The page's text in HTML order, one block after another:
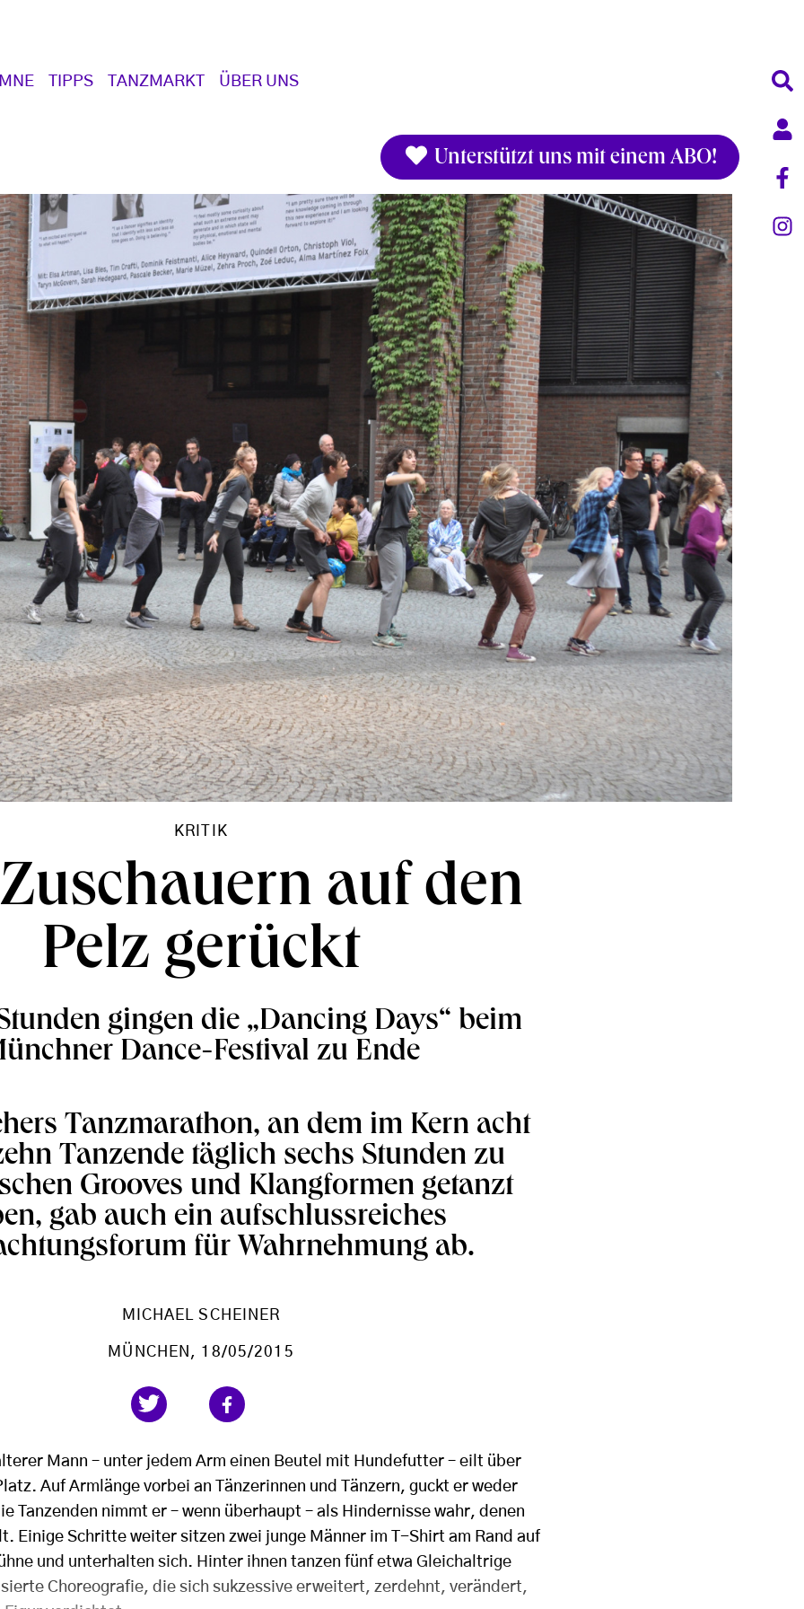
TIPPS TANZMARKT ÜBER UNS
Unterstützt uns mit einem ABO!
KRITIK
auf den
Pelz gerückt
gingen die „Dancing Days“ beim
Dance-Festival zu Ende
Tanzmarathon, an dem im Kern acht
Tanzende täglich sechs Stunden zu
Grooves und Klangformen getanzt
gab auch ein aufschlussreiches
für Wahrnehmung ab.
MICHAEL SCHEINER
MÜNCHEN , 18/05/2015
Mann – unter jedem Arm einen Beutel mit Hundefutter – eilt über
Auf Armlänge vorbei an Tänzerinnen und Tänzern, guckt er weder
Tanzenden nimmt er – wenn überhaupt – als Hindernisse wahr, denen
Einige Schritte weiter sitzen zwei junge Männer im T-Shirt am Rand auf
und unterhalten sich. Hinter ihnen tanzen fünf etwa Gleichaltrige
Choreografie, die sich sukzessive erweitert, zerdehnt, verändert,